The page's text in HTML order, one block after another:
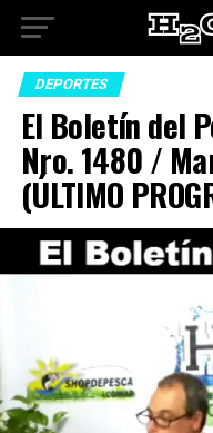
DEPORTES
El Boletín del
Nro. 1480 /
(ÚLTIMO